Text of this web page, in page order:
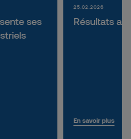
ses
Résultats
25.02.2026
En savoir plus